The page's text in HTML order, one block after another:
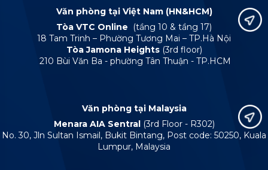
Văn phòng tại Việt Nam (HN&HCM)
Tòa VTC Online
(tầng 10 & tầng 17)
18 Tam Trinh – Phường Tương Mai – TP.Hà Nội
Tòa Jamona Heights (3rd floor)
210 Bùi Văn Ba - phường Tân Thuận - TP.HCM
Văn phòng tại Malaysia
Menara AIA Sentral (3rd Floor - R302)
No. 30, Jln Sultan Ismail, Bukit Bintang, Post code: 50250, Kuala
Lumpur, Malaysia